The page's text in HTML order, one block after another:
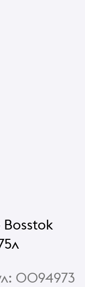
0094973